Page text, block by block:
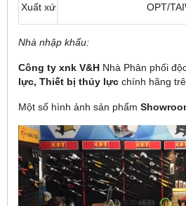
Xuất xứ OPT/
Nhà nhập khẩu:
Công ty xnk V&H Nhà Phân phối
lực, Thiết bị thủy lực chính hãng
Một số hình ảnh sản phẩm